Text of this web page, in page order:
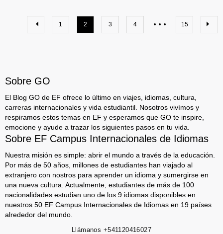
1 2 3 4 15
Sobre GO
El Blog GO de EF ofrece lo último en viajes, idiomas, cultura,
carreras internacionales y vida estudiantil. Nosotros vivímos y
respiramos estos temas en EF y esperamos que GO te inspire,
emocione y ayude a trazar los siguientes pasos en tu vida.
Sobre EF Campus Internacionales de Idiomas
Nuestra misión es simple: abrir el mundo a través de la educación.
Por más de 50 años, millones de estudiantes han viajado al
extranjero con nostros para aprender un idioma y sumergirse en
una nueva cultura. Actualmente, estudiantes de más de 100
nacionalidades estudian uno de los 9 idiomas disponibles en
nuestros 50 EF Campus Internacionales de Idiomas en 19 países
alrededor del mundo.
Llámanos +541120416027